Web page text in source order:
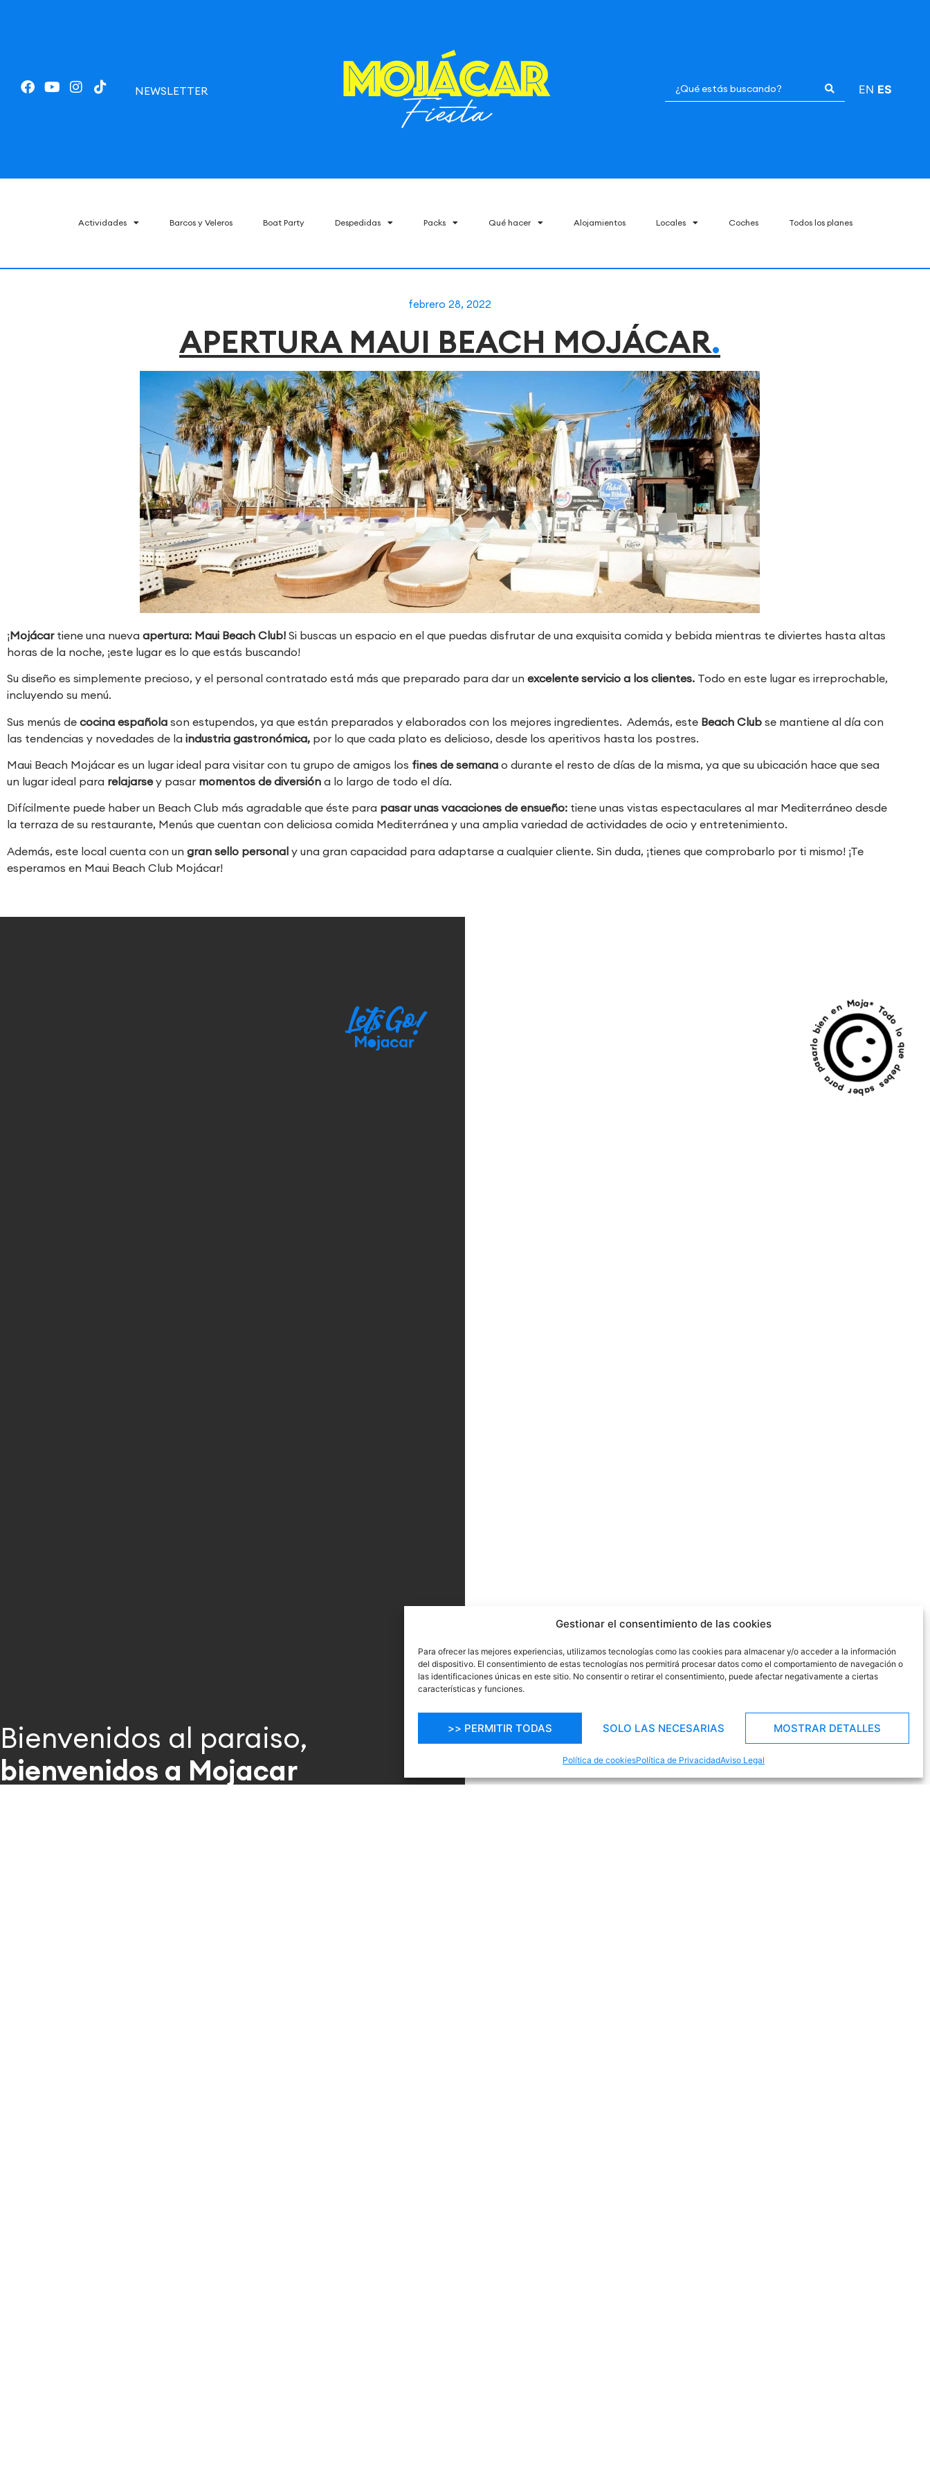
Gestionar el consentimiento de las cookies
Para ofrecer las mejores experiencias, utilizamos tecnologías como las cookies para almacenar y/o acceder a la información
del dispositivo. El consentimiento de estas tecnologías nos permitirá procesar datos como el comportamiento de navegación o
las identificaciones únicas en este sitio. No consentir o retirar el consentimiento, puede afectar negativamente a ciertas
características y funciones.
>> PERMITIR TODAS SOLO LAS NECESARIAS MOSTRAR DETALLES
Política de cookiesPolítica de PrivacidadAviso Legal
NEWSLETTER EN ES
Actividades Barcos y Veleros Boat Party Despedidas Packs Qué hacer Alojamientos Locales Coches Todos los planes
febrero 28, 2022
APERTURA MAUI BEACH MOJÁCAR
¡Mojácartiene una nueva apertura: Maui Beach Club! Si buscas un espacio en el que puedas disfrutar de una exquisita comida y bebida mientras te diviertes hasta altas
horas de la noche, ¡este lugar es lo que estás buscando!
Su diseño es simplemente precioso, y el personal contratado está más que preparado para dar un excelente servicio a los clientes. Todo en este lugar es irreprochable,
incluyendo su menú.
Sus menús de cocina española son estupendos, ya que están preparados y elaborados con los mejores ingredientes. Además, este Beach Club se mantiene al día con
las tendencias y novedades de la industria gastronómica, por lo que cada plato es delicioso, desde los aperitivos hasta los postres.
Maui Beach Mojácar es un lugar ideal para visitar con tu grupo de amigos los fines de semana o durante el resto de días de la misma, ya que su ubicación hace que sea
un lugar ideal para relajarsey pasar momentos de diversión a lo largo de todo el día.
Difícilmente puede haber un Beach Club más agradable que éste para pasar unas vacaciones de ensueño: tiene unas vistas espectaculares al mar Mediterráneo desde
la terraza de su restaurante, Menús que cuentan con deliciosa comida Mediterránea y una amplia variedad de actividades de ocio y entretenimiento.
Además, este local cuenta con un gran sello personal y una gran capacidad para adaptarse a cualquier cliente. Sin duda, ¡tienes que comprobarlo por ti mismo! ¡Te
esperamos en Maui Beach Club Mojácar!
Bienvenidos al paraiso,
bienvenidos a Mojacar
* Todo lo que debes saber para pasarlo bien en Mojacar
No te pierdas nada,
TODO
el ocio de Mojacar